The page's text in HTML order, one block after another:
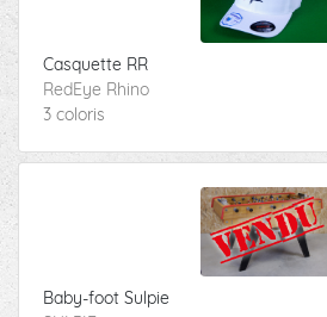
Casquette RR
RedEye Rhino
3 coloris
VENDU
Baby-foot Sulpie